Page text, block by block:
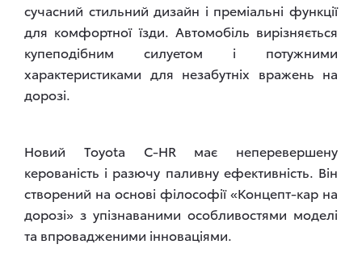
сучасний стильний дизайн і преміальні функції
для комфортної їзди. Автомобіль вирізняється
купеподібним силуетом і потужними
характеристиками для незабутніх вражень на
дорозі.
Новий Toyota C-HR має неперевершену
керованість і разючу паливну ефективність. Він
створений на основі філософії «Концепт-кар на
дорозі» з упізнаваними особливостями моделі
та впровадженими інноваціями.